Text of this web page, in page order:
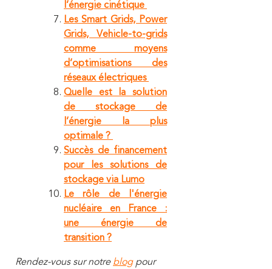
l’énergie cinétique
Les Smart Grids, Power
Grids, Vehicle-to-grids
comme moyens
d’optimisations des
réseaux électriques
Quelle est la solution
de stockage de
l’énergie la plus
optimale ?
Succès de financement
pour les solutions de
stockage via Lumo
Le rôle de l'énergie
nucléaire en France :
une énergie de
transition ?
Rendez-vous sur notre blogpour